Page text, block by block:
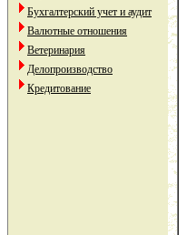
Бухгалтерский учет и аудит
Валютные отношения
Ветеринария
Делопроизводство
Кредитование